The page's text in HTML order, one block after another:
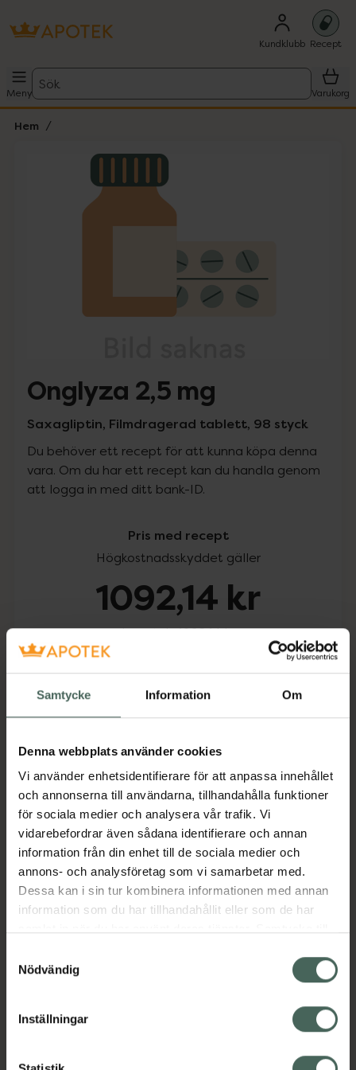
Samtycke Information Om
Denna webbplats använder cookies
Vi använder enhetsidentifierare för att anpassa innehållet
och annonserna till användarna, tillhandahålla funktioner
för sociala medier och analysera vår trafik. Vi
vidarebefordrar även sådana identifierare och annan
information från din enhet till de sociala medier och
annons- och analysföretag som vi samarbetar med.
Dessa kan i sin tur kombinera informationen med annan
information som du har tillhandahållit eller som de har
återkalla ditt samtycke via webbplatsens
cookieinställningar. Ett återkallat samtycke påverkar inte
lagligheten av behandling som skett innan återkallelsen.
Nödvändig
Inställningar
Kundklubb Recept
Meny
Sök
Varukorg
Hem
Lista: . Innehåller 1 objekt.
Onglyza 2,5 mg
Saxagliptin, Filmdragerad tablett, 98 styck
Du behöver ett recept för att kunna köpa denna
vara. Om du har ett recept kan du handla genom
att logga in med ditt bank-ID.
Pris med recept
Högkostnadsskyddet gäller
1092,14 kr
I apotek:1092,14 kr
Köp via ditt recept
Beskrivning Dölj
Läs alltid bipacksedeln innan
användning.
EAN:
07046261129084